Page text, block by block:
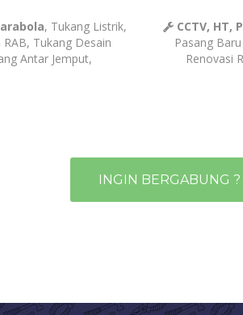
, Tukang Listrik,
Tukang Desain
Antar Jemput,
CCTV, HT,
Pasang
Renovasi
INGIN BERGABUNG ?